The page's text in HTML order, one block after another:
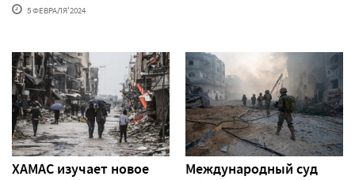
5 ФЕВРАЛЯ'2024
ХАМАС изучает новое
Международный суд